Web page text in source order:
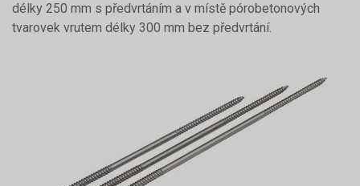
délky 250 mm s předvrtáním a v místě pórobetonových
tvarovek vrutem délky 300 mm bez předvrtání.